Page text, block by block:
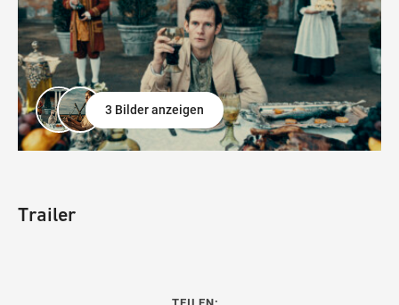
3 Bilder anzeigen
Trailer